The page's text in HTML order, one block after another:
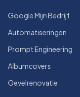
Google Mijn Bedrijf
Automatiseringen
Prompt Engineering
Albumcovers
Gevelrenovatie